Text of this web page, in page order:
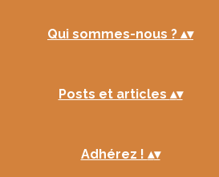
Qui sommes-nous ? ▴▾
Posts et articles ▴▾
Adhérez ! ▴▾